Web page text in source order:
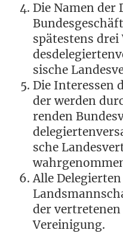
Die Namen der
spä­tes­tens
si­sche
Die
der wer­den
ren­den
sche
Alle
der
Vereinigung.